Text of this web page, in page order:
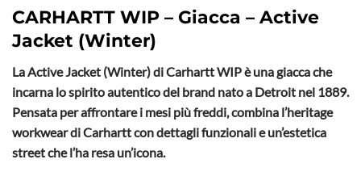
CARHARTT WIP – Giacca – Active
Jacket (Winter)
La Active Jacket (Winter) di Carhartt WIP è una giacca che
incarna lo spirito autentico del brand nato a Detroit nel 1889.
Pensata per affrontare i mesi più freddi, combina l’heritage
workwear di Carhartt con dettagli funzionali e un’estetica
street che l’ha resa un’icona.